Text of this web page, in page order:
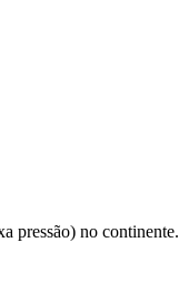
pressão) no continente.